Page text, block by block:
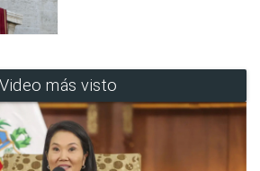
Video más visto